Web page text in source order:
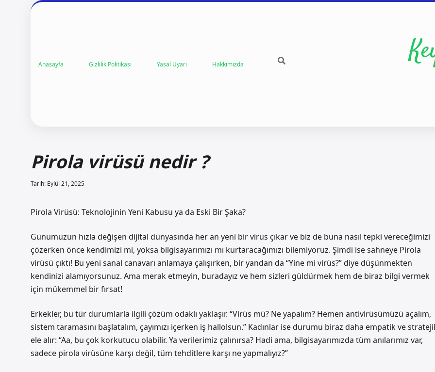
Anasayfa Gizlilik Politikası Yasal Uyarı Hakkımızda
Pirola virüsü nedir ?
Tarih: Eylül 21, 2025
Pirola Virüsü: Teknolojinin Yeni Kabusu ya da Eski Bir Şaka?
Günümüzün hızla değişen dijital dünyasında her an yeni bir virüs çıkar ve biz de buna nasıl tepki vereceğimizi
çözerken önce kendimizi mi, yoksa bilgisayarımızı mı kurtaracağımızı bilemiyoruz. Şimdi ise sahneye Pirola
virüsü çıktı! Bu yeni sanal canavarı anlamaya çalışırken, bir yandan da “Yine mi virüs?” diye düşünmekten
kendinizi alamıyorsunuz. Ama merak etmeyin, buradayız ve hem sizleri güldürmek hem de biraz bilgi vermek
için mükemmel bir fırsat!
Erkekler, bu tür durumlarla ilgili çözüm odaklı yaklaşır. “Virüs mü? Ne yapalım? Hemen antivirüsümüzü açalım,
sistem taramasını başlatalım, çayımızı içerken iş hallolsun.” Kadınlar ise durumu biraz daha empatik ve
ele alır: “Aa, bu çok korkutucu olabilir. Ya verilerimiz çalınırsa? Hadi ama, bilgisayarımızda tüm anılarımız var,
sadece pirola virüsüne karşı değil, tüm tehditlere karşı ne yapmalıyız?”